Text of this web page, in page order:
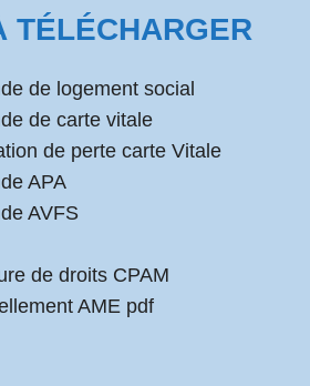
TÉLÉCHARGER
de logement social
de carte vitale
de perte carte Vitale
APA
AVFS
de droits CPAM
AME pdf